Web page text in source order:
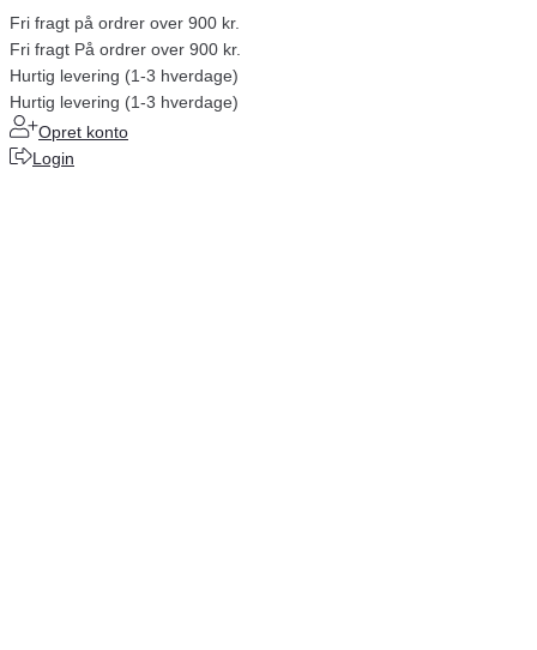
Fri fragt på ordrer over 900 kr.
Fri fragt På ordrer over 900 kr.
Hurtig levering (1-3 hverdage)
Hurtig levering (1-3 hverdage)
Opret konto
Login